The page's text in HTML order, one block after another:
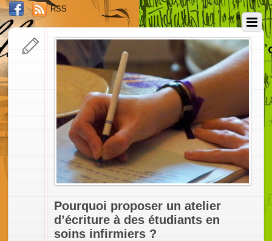
RSS
Pourquoi proposer un atelier
d’écriture à des étudiants en
soins infirmiers ?